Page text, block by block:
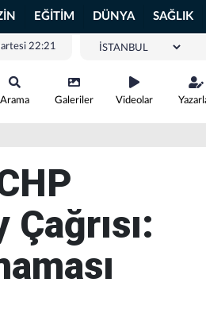
EĞİTİM DÜNYA SAĞLIK
22:21
Arama Galeriler Videolar